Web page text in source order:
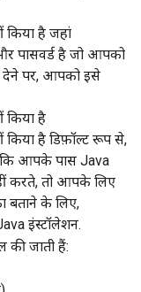
किया है जहां
पासवर्ड है जो आपको
देने पर, आपको इसे
किया है
किया है डिफ़ॉल्ट रूप से,
कि आपके पास Java
करते, तो आपके लिए
बताने के लिए,
इंस्टॉलेशन.
की जाती हैं: